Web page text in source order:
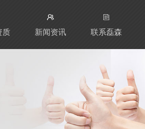
质 新闻资讯 联系磊森